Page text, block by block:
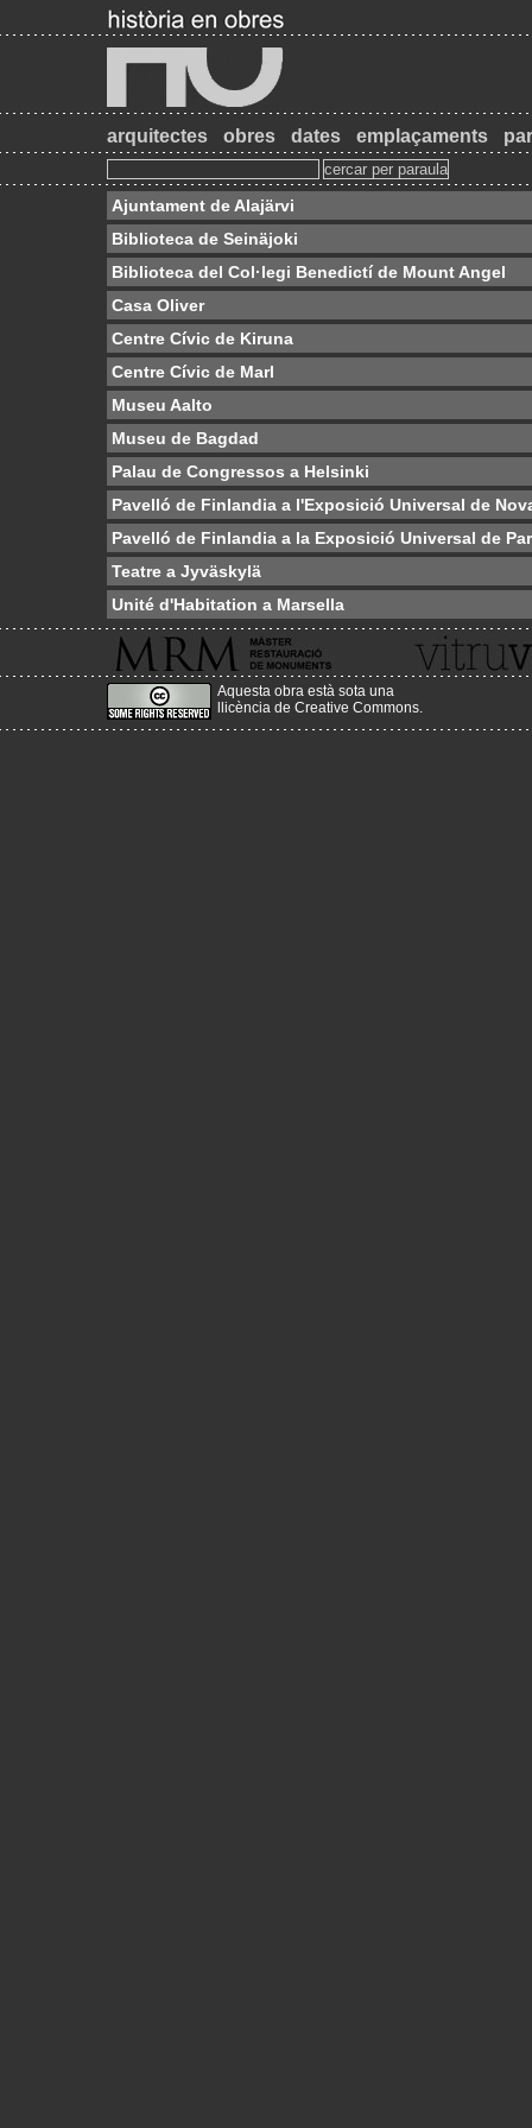
arquitectes obres dates emplaçaments
Ajuntament de Alajärvi
Biblioteca de Seinäjoki
Biblioteca del Col·legi Benedictí de Mount Angel
Casa Oliver
Centre Cívic de Kiruna
Centre Cívic de Marl
Museu Aalto
Museu de Bagdad
Palau de Congressos a Helsinki
Pavelló de Finlandia a l'Exposició Universal de
Pavelló de Finlandia a la Exposició Universal de
Teatre a Jyväskylä
Unité d'Habitation a Marsella
Aquesta obra està sota una
llicència de Creative Commons.